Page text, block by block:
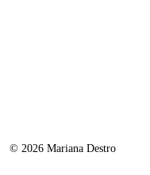
© 2026 Mariana Destro